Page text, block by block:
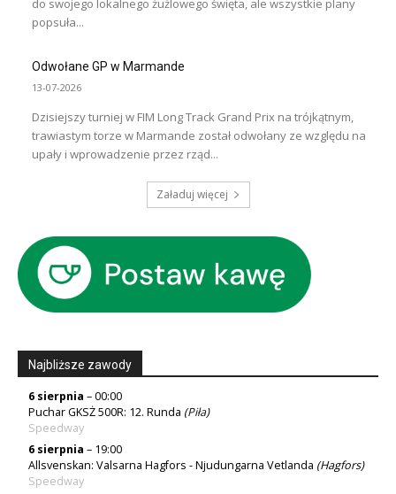
do swojego lokalnego żużlowego święta, ale wszystkie plany
popsuła...
Odwołane GP w Marmande
13-07-2026
Dzisiejszy turniej w FIM Long Track Grand Prix na trójkątnym,
trawiastym torze w Marmande został odwołany ze względu na
upały i wprowadzenie przez rząd...
Załaduj więcej
Najbliższe zawody
6 sierpnia – 00:00
Puchar GKSŻ 500R: 12. Runda (Piła)
Speedway
6 sierpnia – 19:00
Allsvenskan: Valsarna Hagfors - Njudungarna Vetlanda (Hagfors)
Speedway